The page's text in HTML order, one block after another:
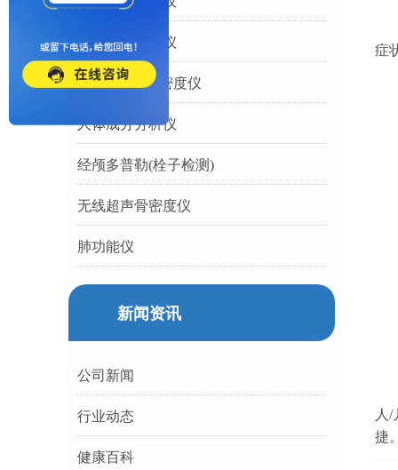
症
人
捷
心率变异分析仪
双能X射线骨密度仪
人体成分分析仪
经颅多普勒(栓子检测)
无线超声骨密度仪
肺功能仪
新闻资讯
公司新闻
行业动态
健康百科